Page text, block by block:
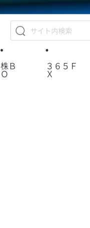
株Ｂ
Ｏ
３６５Ｆ
Ｘ